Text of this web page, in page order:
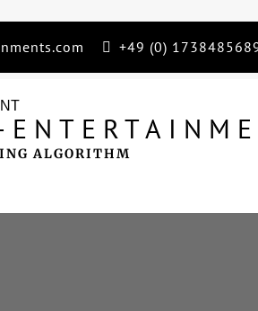
+49 (0)
ALGORITHM